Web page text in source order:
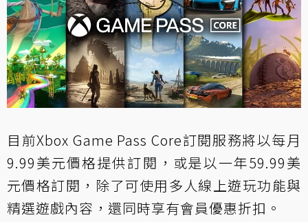
目前Xbox Game Pass Core訂閱服務將以每月
9.99美元價格提供訂閱，或是以一年59.99美
元價格訂閱，除了可使用多人線上遊玩功能與
精選遊戲內容，還同時享有會員優惠折扣。